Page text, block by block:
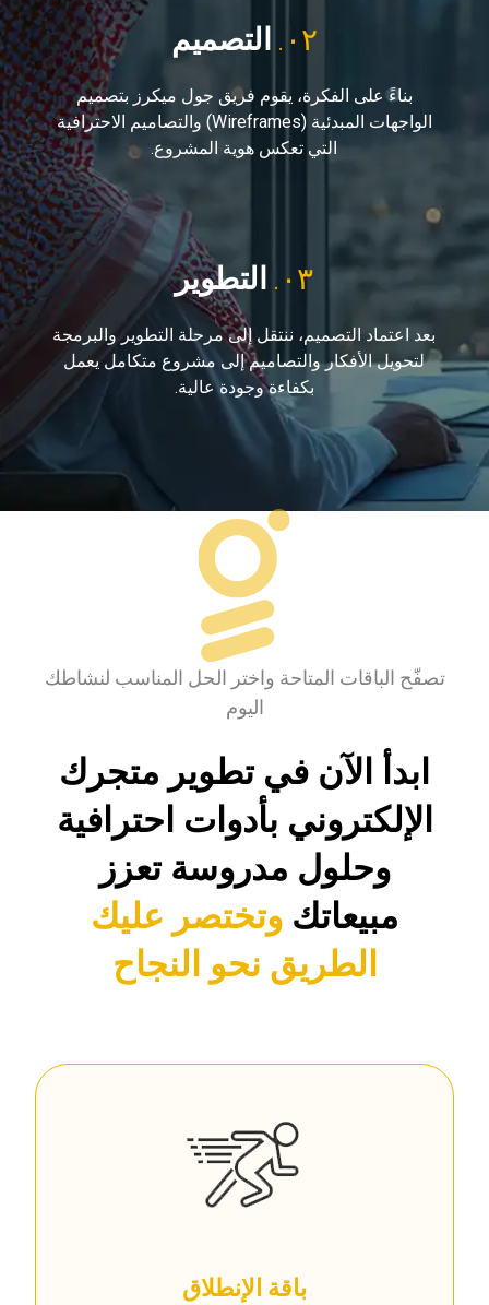
٠٢. التصميم
بناءً على الفكرة، يقوم فريق جول ميكرز بتصميم
الواجهات المبدئية (Wireframes) والتصاميم الاحترافية
التي تعكس هوية المشروع.
٠٣. التطوير
بعد اعتماد التصميم، ننتقل إلى مرحلة التطوير والبرمجة
لتحويل الأفكار والتصاميم إلى مشروع متكامل يعمل
بكفاءة وجودة عالية.
تصفّح الباقات المتاحة واختر الحل المناسب لنشاطك
اليوم
ابدأ الآن في تطوير متجرك
الإلكتروني بأدوات احترافية
وحلول مدروسة تعزز
مبيعاتك وتختصر عليك
الطريق نحو النجاح
باقة الإنطلاق